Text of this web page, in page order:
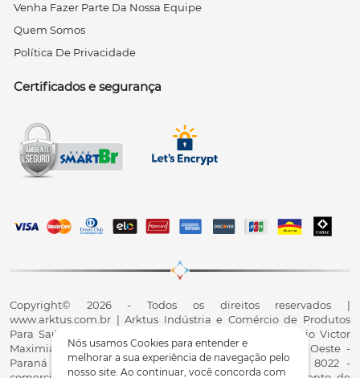
Nós usamos Cookies para entender e
melhorar a sua experiência de navegação pelo
nosso site. Ao continuar, você concorda com
Venha Fazer Parte Da Nossa Equipe
Quem Somos
Política De Privacidade
Certificados e segurança
Copyright© 2026 - Todos os direitos reservados |
www.arktus.com.br | Arktus Indústria e Comércio de Produtos
Para Saúde Ltda | CNPJ: 01.417.367/0001-78 | R. Antônio Victor
Maximiano, 107, Parque Industrial II, Santa Tereza do Oeste -
Paraná - CEP 85825-900 - Fale conosco: 0800 200 8022 -